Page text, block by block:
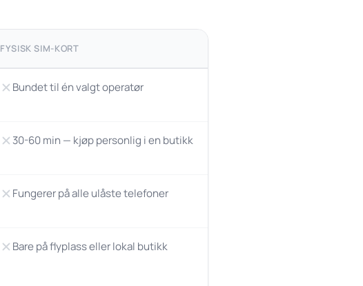
FYSISK SIM-KORT
Bundet til én valgt operatør
30-60 min — kjøp personlig i en butikk
Fungerer på alle ulåste telefoner
Bare på flyplass eller lokal butikk